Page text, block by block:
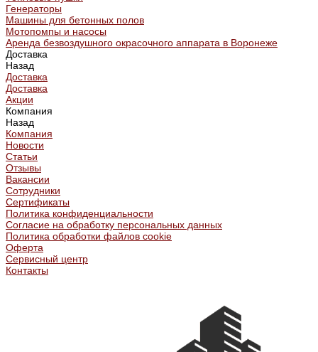
Генераторы
Машины для бетонных полов
Мотопомпы и насосы
Аренда безвоздушного окрасочного аппарата в Воронеже
Доставка
Назад
Доставка
Доставка
Акции
Компания
Назад
Компания
Новости
Статьи
Отзывы
Вакансии
Сотрудники
Сертификаты
Политика конфиденциальности
Согласие на обработку персональных данных
Политика обработки файлов cookie
Оферта
Сервисный центр
Контакты